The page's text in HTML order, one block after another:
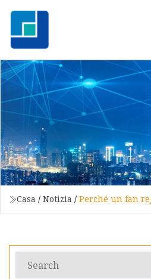
Casa / Notizia / Perché un fan